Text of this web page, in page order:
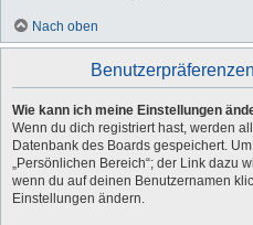
Nach oben
Wie kann ich meine Einstellungen
Wenn du dich registriert hast, werden
Datenbank des Boards gespeichert.
„Persönlichen Bereich“; der Link dazu
wenn du auf deinen Benutzernamen
Einstellungen ändern.